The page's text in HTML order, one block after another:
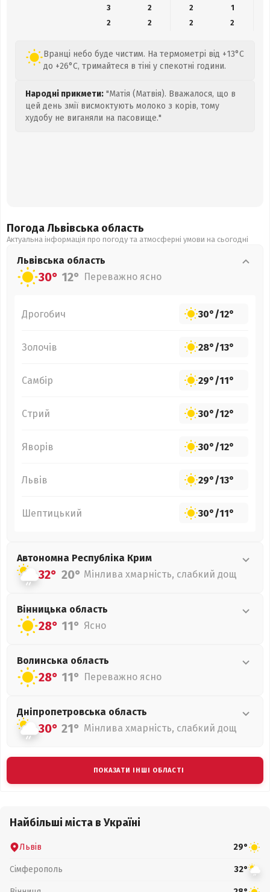
3
2 2
1
2
2 2 2
Вранці небо буде чистим. На термометрі від +13°C
до +26°C, тримайтеся в тіні у спекотні години.
Народні прикмети: "Матія (Матвія). Вважалося, що в
цей день змії висмоктують молоко з корів, тому
худобу не виганяли на пасовище."
Погода Львівська область
Актуальна інформація про погоду та атмосферні умови на сьогодні
Львівська область
30° 12° Переважно ясно
Дрогобич 30°/12°
Золочів 28°/13°
Самбір 29°/11°
Стрий 30°/12°
Яворів 30°/12°
Львів 29°/13°
Шептицький 30°/11°
Автономна Республіка Крим
32° 20° Мінлива хмарність, слабкий дощ
Вінницька область
28° 11° Ясно
Волинська область
28° 11° Переважно ясно
Дніпропетровська область
30° 21° Мінлива хмарність, слабкий дощ
ПОКАЗАТИ ІНШІ ОБЛАСТІ
Найбільші міста в Україні
Львів 29°
Сімферополь 32°